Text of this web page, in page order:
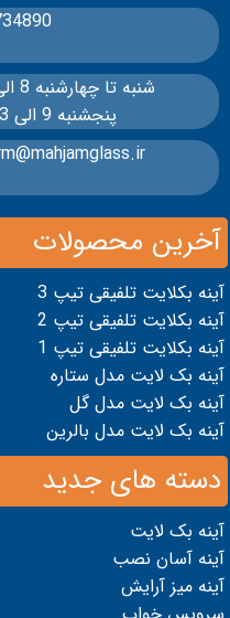
مهجام
یک
نگاه
نمونه
کار
شنبه تا چهارشنبه 8 الی 17
پنجشنبه 9 الی 13
آخرین محصولات
آینه بکلایت تلفیقی تیپ 3
آینه بکلایت تلفیقی تیپ 2
آینه بکلایت تلفیقی تیپ 1
آینه بک لایت مدل ستاره
آینه بک لایت مدل گل
آینه بک لایت مدل بالرین
دسته های جدید
آینه بک لایت
آینه آسان نصب
آینه میز آرایش